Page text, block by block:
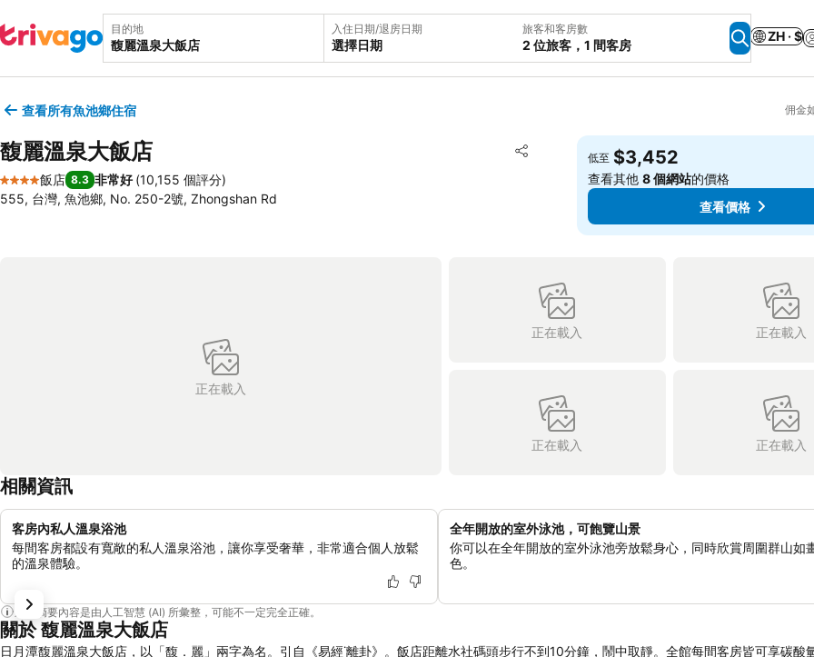
目的地 入住日期/退房日期
選擇日期
旅客和客房數
2 位旅客，1 間客房
ZH · $
查看所有魚池鄉住宿 佣金
馥麗溫泉大飯店 分享
加入我的最愛
4 星級
飯店 8.3 非常好 (10,155 個評分)
555, 台灣, 魚池鄉, No. 250-2號, Zhongshan Rd
低至 $3,452
查看其他8 個網站的價格
查看價格
正在載入
正在載入 正在載入
正在載入 正在載入
相關資訊
客房內私人溫泉浴池
每間客房都設有寬敞的私人溫泉浴池，讓你享受奢華，非常適合個人放鬆
的溫泉體驗。
全年開放的室外泳池，可飽覽山景
你可以在全年開放的室外泳池旁放鬆身心，同時欣賞周圍群山如
色。
這個摘要內容是由人工智慧 (AI) 所彙整，可能不一定完全正確。
關於 馥麗溫泉大飯店
日月潭馥麗溫泉大飯店，以「馥．麗」兩字為名。引自《易經˙離卦》。飯店距離水社碼頭步行不到10分鐘，鬧中取靜。全館每間客房皆可享碳酸